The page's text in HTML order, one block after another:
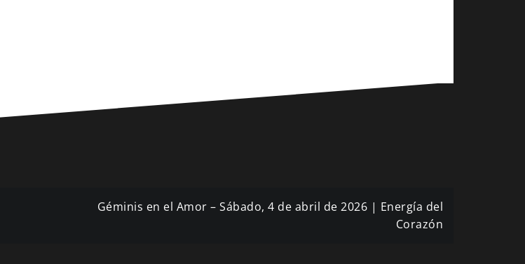
Géminis en el Amor – Sábado, 4 de abril de 2026 | Energía del
Corazón